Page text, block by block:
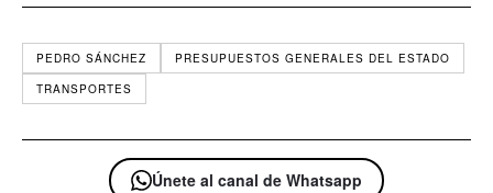
PEDRO SÁNCHEZ
PRESUPUESTOS GENERALES DEL ESTADO
TRANSPORTES
Únete al canal de Whatsapp